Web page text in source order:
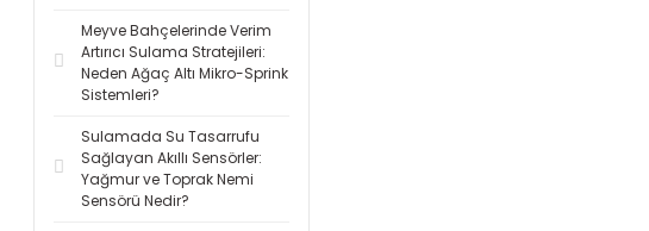
Meyve Bahçelerinde Verim
Artırıcı Sulama Stratejileri:
Neden Ağaç Altı Mikro-Sprink
Sistemleri?
Sulamada Su Tasarrufu
Sağlayan Akıllı Sensörler:
Yağmur ve Toprak Nemi
Sensörü Nedir?